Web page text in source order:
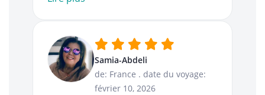
Samia-Abdeli
de: France . date du voyage:
février 10, 2026